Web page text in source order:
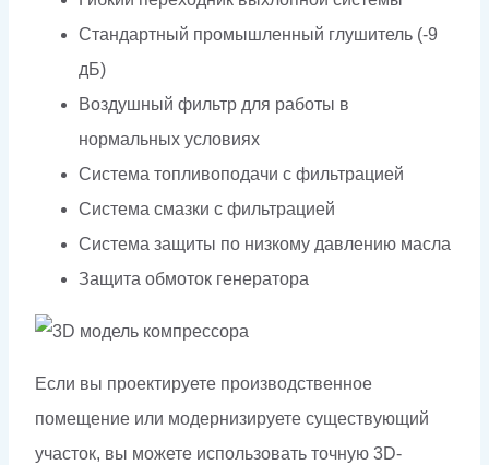
Стандартный промышленный глушитель (-9
дБ)
Воздушный фильтр для работы в
нормальных условиях
Система топливоподачи с фильтрацией
Система смазки с фильтрацией
Система защиты по низкому давлению масла
Защита обмоток генератора
Если вы проектируете производственное
помещение или модернизируете существующий
участок, вы можете использовать точную 3D-